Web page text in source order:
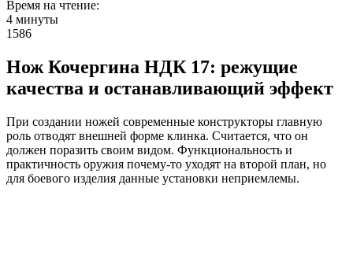
Время на чтение:
4 минуты
1586
Нож Кочергина НДК 17: режущие
качества и останавливающий эффект
При создании ножей современные конструкторы главную
роль отводят внешней форме клинка. Считается, что он
должен поразить своим видом. Функциональность и
практичность оружия почему-то уходят на второй план, но
для боевого изделия данные установки неприемлемы.